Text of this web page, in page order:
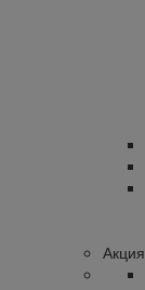
Акция